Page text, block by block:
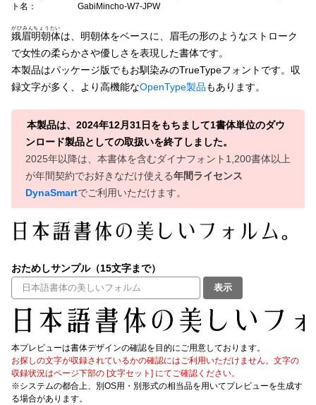
マイページ
お気に入り
ご利用ガイド
よくあるご質問
お問い合わせ
草書体 勘亭流
江戸文字 デザイン毛筆
すべてを表示
太さ・ウェイト
セット or 単体
文字種類
価格帯
〜
リセット 検索
ト名：
GabiMincho-W7-JPW
娥眉明朝体
がびみんちょうたい
は、明朝体をベースに、眉毛の形のようなストローク
で女性の柔らかさや優しさを表現した書体です。
本製品はパッケージ版でもお馴染みのTrueTypeフォントです。収
録文字が多く、より高機能なOpenType製品もあります。
本製品は、2024年12月31日をもちまして1書体単位のダウ
ンロード製品としての取扱いを終了しました。
2025年以降は、本書体を含むダイナフォント1,200書体以上
が年間契約でお好きなだけ使える年間ライセンス
DynaSmartでご利用いただけます。
おためしサンプル（15文字まで）
表示
本プレビューは書体デザインの確認を目的にご用意しております。
お探しの文字が収録されているかの確認にはご利用いただけません。文字の
収録状況はページ下部の [文字セット] にてご確認ください。
※システムの都合上、別OS用・別形式の相当品を用いてプレビューを生成す
る場合があります。